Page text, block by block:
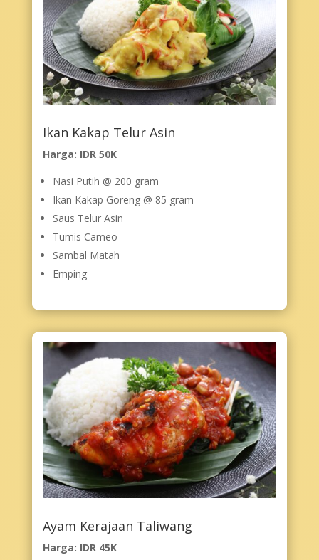
Ikan Kakap Telur Asin
Harga: IDR 50K
Nasi Putih @ 200 gram
Ikan Kakap Goreng @ 85 gram
Saus Telur Asin
Tumis Cameo
Sambal Matah
Emping
Ayam Kerajaan Taliwang
Harga: IDR 45K